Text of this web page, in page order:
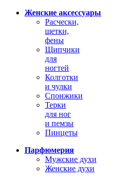
Женские аксессуары
Расчески,
щетки,
фены
Щипчики
для
ногтей
Колготки
и чулки
Спонжики
Терки
для ног
и пемзы
Пинцеты
Парфюмерия
Мужские духи
Женские духи